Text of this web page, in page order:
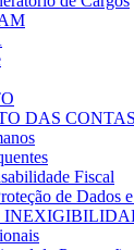
DAS CONTAS
Fiscal
de Dados